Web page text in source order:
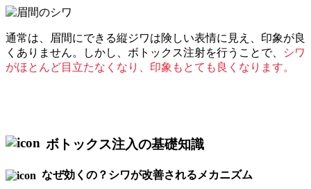
通常は、眉間にできる縦ジワは険しい表情に見え、印象が良
くありません。しかし、ボトックス注射を行うことで、
シワ
がほとんど目立たなくなり、印象もとても良くなります。
ボトックス注入の基礎知識
なぜ効くの？シワが改善されるメカニズム